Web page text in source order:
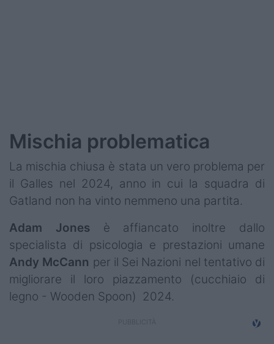
Mischia problematica
La mischia chiusa è stata un vero problema per
il Galles nel 2024, anno in cui la squadra di
Gatland non ha vinto nemmeno una partita.
Adam Jonesè affiancato inoltre dallo
specialista di psicologia e prestazioni umane
Andy McCann per il Sei Nazioni nel tentativo di
migliorare il loro piazzamento (cucchiaio di
legno - Wooden Spoon) 2024.